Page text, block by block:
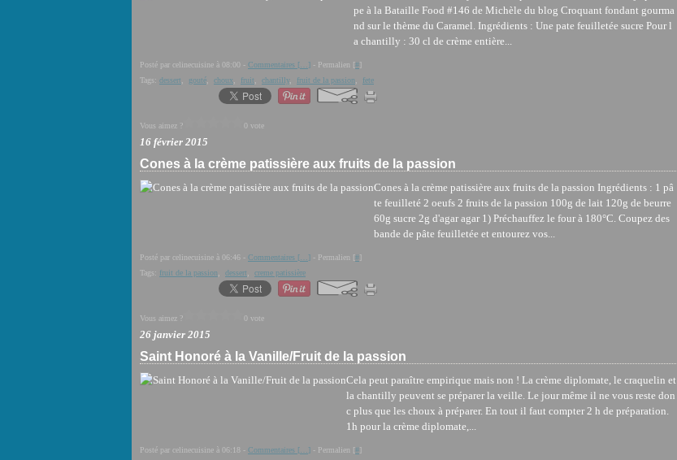
pe à la Bataille Food #146 de Michèle du blog Croquant fondant gourma
nd sur le thème du Caramel. Ingrédients : Une pate feuilletée sucre Pour l
a chantilly : 30 cl de crème entière...
Posté par celinecuisine à 08:00 - Commentaires [ ] - Permalien [#]
Tags: dessert gouté choux fruit chantilly, fruit de la passion fete
Vous aimez ? 0 vote
16 février 2015
Cones à la crème patissière aux fruits de la passion
Cones à la crème patissière aux fruits de la passion Ingrédients : 1 pâ
te feuilleté 2 oeufs 2 fruits de la passion 100g de lait 120g de beurre
60g sucre 2g d'agar agar 1) Préchauffez le four à 180°C. Coupez des
bande de pâte feuilletée et entourez vos...
Posté par celinecuisine à 06:46 - Commentaires [ ] - Permalien [#]
Tags: fruit de la passion dessert creme patissière
Vous aimez ? 0 vote
26 janvier 2015
Saint Honoré à la Vanille/Fruit de la passion
Cela peut paraître empirique mais non ! La crème diplomate, le craquelin et
la chantilly peuvent se préparer la veille. Le jour même il ne vous reste don
c plus que les choux à préparer. En tout il faut compter 2 h de préparation.
1h pour la crème diplomate,...
Posté par celinecuisine à 06:18 - Commentaires [ ] - Permalien [#]